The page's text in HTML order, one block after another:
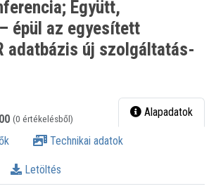
Együtt,
épül az egyesített
adatbázis új szolgáltatás-
(0 értékelésből) Alapadatok
Technikai adatok
Letöltés